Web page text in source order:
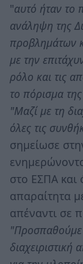
"αυτό ήταν το
ανάληψη της
προβλημάτων
με την
ρόλο και τις
το πόρισμα
"Μαζί με τη
όλες τις
σημείωσε
στο ΕΣΠΑ και
απαραίτητα
απέναντι σε
"Προσπαθούμε
διαχειριστική